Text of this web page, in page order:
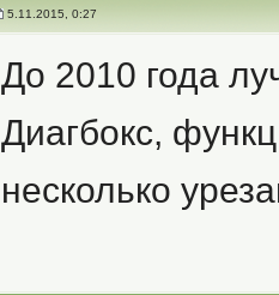
5.11.2015, 0:27
До 2010 года
Диагбокс,
несколько